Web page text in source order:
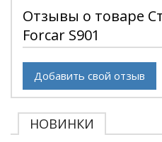
Отзывы о товаре
Forcar S901
Добавить свой отзыв
НОВИНКИ